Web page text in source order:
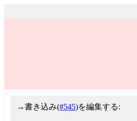
→書き込み(#545)を編集する: